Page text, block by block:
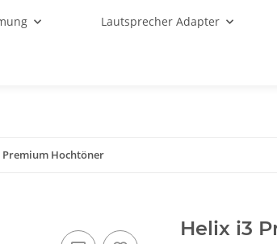
Lautsprecher Adapter
Premium Hochtöner
Helix i3